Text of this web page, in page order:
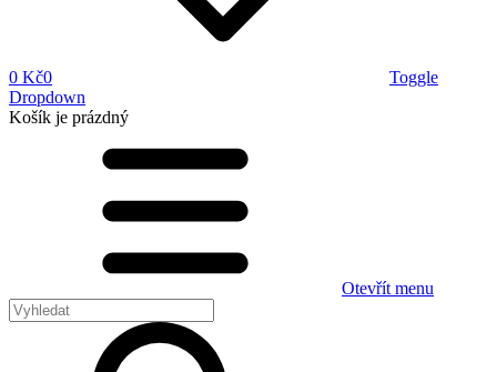
0 Kč0
Toggle
Dropdown
Košík je prázdný
Otevřít menu